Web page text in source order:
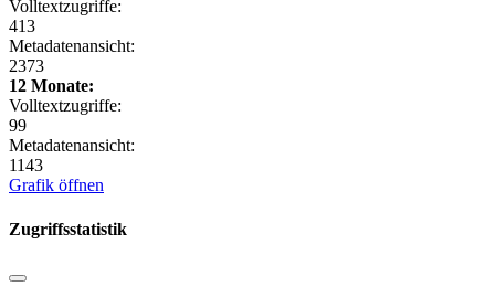
Volltextzugriffe:
413
Metadatenansicht:
2373
12 Monate:
Volltextzugriffe:
99
Metadatenansicht:
1143
Grafik öffnen
Zugriffsstatistik